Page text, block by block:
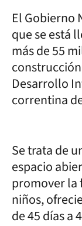
El Gobierno
que se está
más de 55
Desarrollo
correntina
Se trata de
espacio
promover la
niños,
de 45 días a